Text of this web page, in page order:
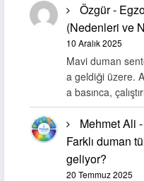
Özgür-
(Nedenleri ve
10 Aralık 2025
Mavi duman
a geldiği üzere.
a basınca,
Mehmet Ali -
Farklı duman
geliyor?
20 Temmuz 2025